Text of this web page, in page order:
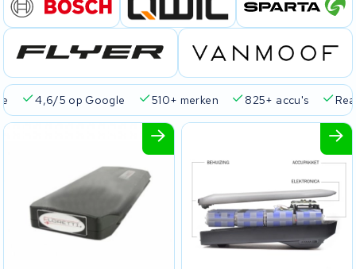
4,6/5 op Google 510+ merken 825+ accu's